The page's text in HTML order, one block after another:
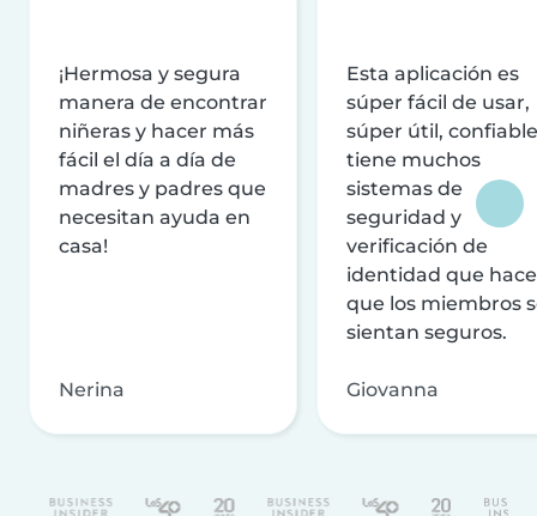
¡Hermosa y segura
manera de encontrar
niñeras y hacer más
fácil el día a día de
madres y padres que
necesitan ayuda en
casa!
Nerina
Esta aplicación es
súper fácil de usar,
súper útil,
tiene muchos
sistemas de
seguridad y
verificación de
identidad que
que los miembros
sientan seguros.
Giovanna